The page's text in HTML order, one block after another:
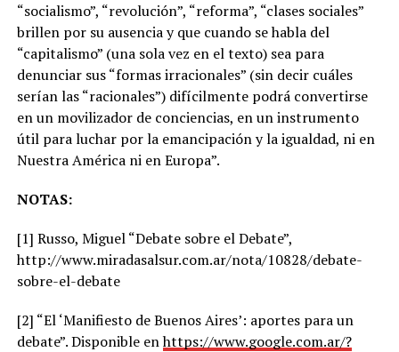
“socialismo”, “revolución”, “reforma”, “clases sociales”
brillen por su ausencia y que cuando se habla del
“capitalismo” (una sola vez en el texto) sea para
denunciar sus “formas irracionales” (sin decir cuáles
serían las “racionales”) difícilmente podrá convertirse
en un movilizador de conciencias, en un instrumento
útil para luchar por la emancipación y la igualdad, ni en
Nuestra América ni en Europa”.
NOTAS:
[1] Russo, Miguel “Debate sobre el Debate”,
http://www.miradasalsur.com.ar/nota/10828/debate-
sobre-el-debate
[2] “El ‘Manifiesto de Buenos Aires’: aportes para un
debate”. Disponible enhttps://www.google.com.ar/?